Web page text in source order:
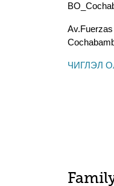
ЧИГЛЭЛ